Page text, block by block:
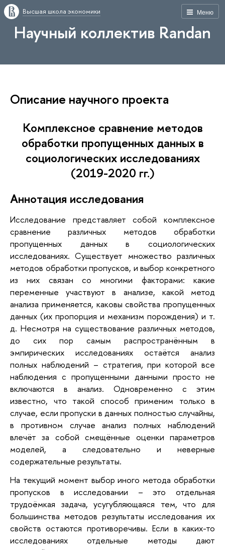
Меню
Высшая школа экономики
Научный коллектив Randan
Описание научного проекта
Комплексное сравнение методов
обработки пропущенных данных в
социологических исследованиях
(2019-2020 гг.)
Аннотация исследования
Исследование представляет собой комплексное
сравнение различных методов обработки
пропущенных данных в социологических
исследованиях. Существует множество различных
методов обработки пропусков, и выбор конкретного
из них связан со многими факторами: какие
переменные участвуют в анализе, какой метод
анализа применяется, каковы свойства пропущенных
данных (их пропорция и механизм порождения) и т.
д. Несмотря на существование различных методов,
до сих пор самым распространённым в
эмпирических исследованиях остаётся анализ
полных наблюдений – стратегия, при которой все
наблюдения с пропущенными данными просто не
включаются в анализ. Одновременно с этим
известно, что такой способ применим только в
случае, если пропуски в данных полностью случайны,
в противном случае анализ полных наблюдений
влечёт за собой смещённые оценки параметров
моделей, а следовательно и неверные
содержательные результаты.
На текущий момент выбор иного метода обработки
пропусков в исследовании – это отдельная
трудоёмкая задача, усугубляющаяся тем, что для
большинства методов результаты исследования их
свойств остаются противоречивы. Если в каких-то
исследованиях отдельные методы дают